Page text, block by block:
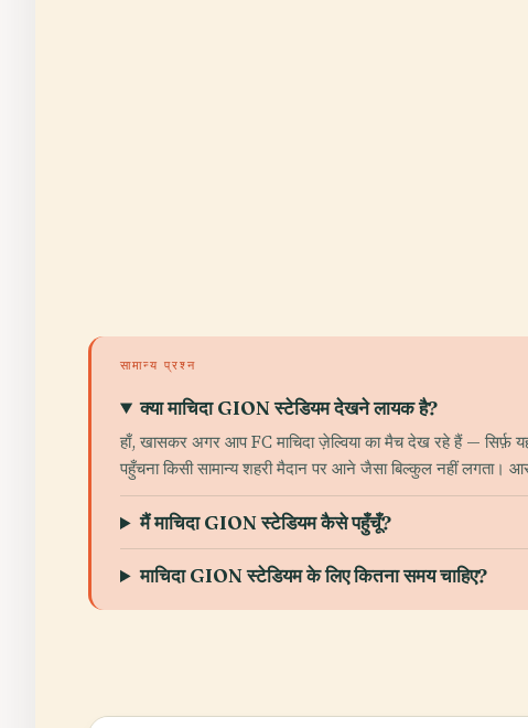
सामान्य प्रश्न
क्या माचिदा GION स्टेडियम देखने लायक है?
हाँ, खासकर अगर आप FC माचिदा ज़ेल्विया का मैच देख रहे हैं — सिर्फ़
पहुँचना किसी सामान्य शहरी मैदान पर आने जैसा बिल्कुल नहीं लगता।
मैं माचिदा GION स्टेडियम कैसे पहुँचूँ?
माचिदा GION स्टेडियम के लिए कितना समय चाहिए?